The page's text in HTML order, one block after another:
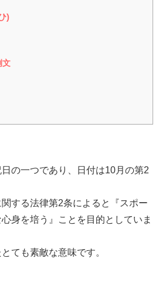
)
文
の一つであり、日付は10月の第2
する法律第2条によると『スポー
身を培う』ことを目的としていま
ても素敵な意味です。